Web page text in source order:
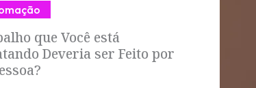
que Você está
Deveria ser Feito por